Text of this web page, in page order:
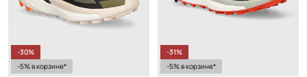
-30%
-5% в корзине*
-31%
-5% в корзине*